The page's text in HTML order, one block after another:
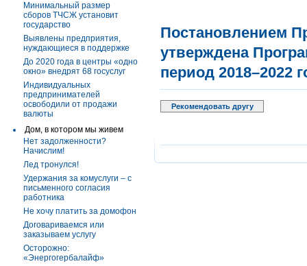
Минимальный размер
сборов ТЧСЖ установит
государство
Выявлены предприятия,
нуждающиеся в поддержке
До 2020 года в центры «одно
окно» внедрят 68 госуслуг
Индивидуальных
предпринимателей
освободили от продажи
валюты
Дом, в котором мы живем
Нет задолженности?
Начислим!
Лед тронулся!
Удержания за комуслуги – с
письменного согласия
работника
Не хочу платить за домофон
Договариваемся или
заказываем услугу
Осторожно:
«Энергогербалайф»
Постановлением
утверждена
период 2018–2022
Рекомендовать другу